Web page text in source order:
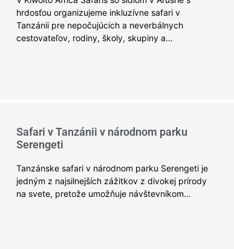
hrdosťou organizujeme inkluzívne safari v
Tanzánii pre nepočujúcich a neverbálnych
cestovateľov, rodiny, školy, skupiny a…
Safari v Tanzánii v národnom parku
Serengeti
Tanzánske safari v národnom parku Serengeti je
jedným z najsilnejších zážitkov z divokej prírody
na svete, pretože umožňuje návštevníkom…